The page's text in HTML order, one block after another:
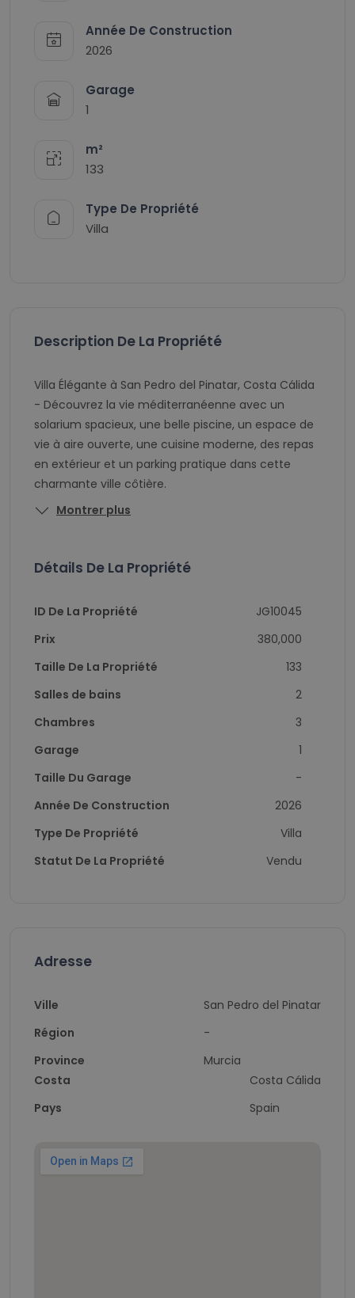
Année De Construction
2026
Garage
1
m²
133
Type De Propriété
Villa
Description De La Propriété
Villa Élégante à San Pedro del Pinatar, Costa Cálida
- Découvrez la vie méditerranéenne avec un
solarium spacieux, une belle piscine, un espace de
vie à aire ouverte, une cuisine moderne, des repas
en extérieur et un parking pratique dans cette
charmante ville côtière.
Montrer plus
Détails De La Propriété
ID De La Propriété
JG10045
Prix
380,000
Taille De La Propriété
133
Salles de bains
2
Chambres
3
Garage
1
Taille Du Garage
-
Année De Construction
2026
Type De Propriété
Villa
Statut De La Propriété
Vendu
Adresse
Ville
Région
Province
San Pedro del Pinatar
-
Murcia
Costa
Pays
Costa Cálida
Spain